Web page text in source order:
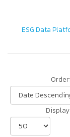
ESG Data